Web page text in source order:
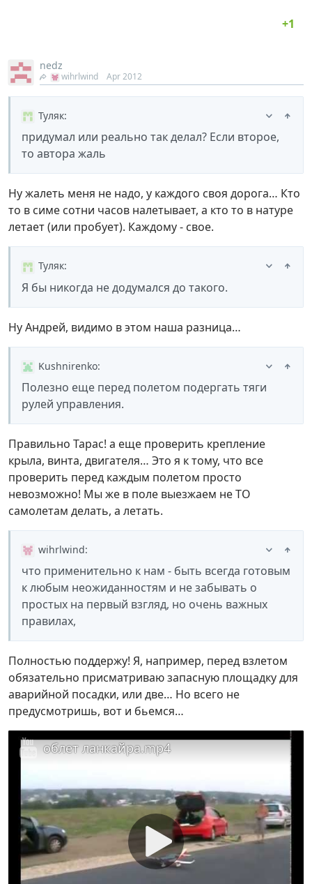
nedz
wihrlwind Apr 2012
Туляк:
придумал или реально так делал? Если второе,
то автора жаль
Ну жалеть меня не надо, у каждого своя дорога… Кто
то в симе сотни часов налетывает, а кто то в натуре
летает (или пробует). Каждому - свое.
Туляк:
Я бы никогда не додумался до такого.
Ну Андрей, видимо в этом наша разница…
Kushnirenko:
Полезно еще перед полетом подергать тяги
рулей управления.
Правильно Тарас! а еще проверить крепление
крыла, винта, двигателя… Это я к тому, что все
проверить перед каждым полетом просто
невозможно! Мы же в поле выезжаем не ТО
самолетам делать, а летать.
wihrlwind:
что применительно к нам - быть всегда готовым
к любым неожиданностям и не забывать о
простых на первый взгляд, но очень важных
правилах,
Полностью поддержу! Я, например, перед взлетом
обязательно присматриваю запасную площадку для
аварийной посадки, или две… Но всего не
предусмотришь, вот и бьемся…
облет ланкайра.mp4